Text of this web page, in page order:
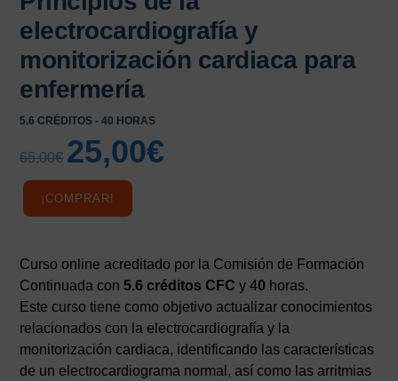
electrocardiografía y
monitorización cardiaca para
enfermería
5.6 CRÉDITOS - 40 HORAS
65,00€
El
precio
25,00€
¡COMPRAR!
Curso online acreditado por la Comisión de Formación
Continuada con 5.6 créditos CFC y 40 horas.
Este curso tiene como objetivo actualizar conocimientos
relacionados con la electrocardiografía y la
monitorización cardiaca, identificando las características
de un electrocardiograma normal, así como las arritmias